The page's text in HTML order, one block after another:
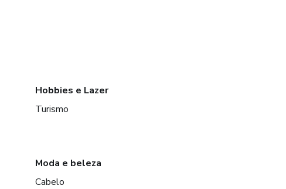
Hobbies e Lazer
Turismo
Moda e beleza
Cabelo